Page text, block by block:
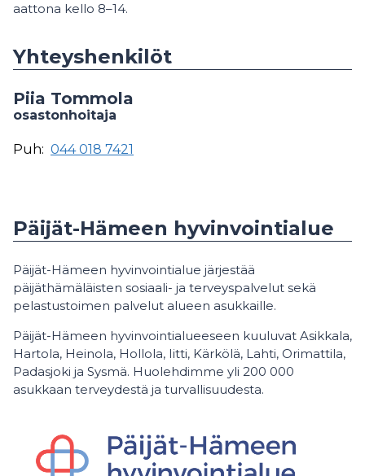
aattona kello 8–14.
Yhteyshenkilöt
Piia Tommola
osastonhoitaja
Puh: 044 018 7421
Päijät-Hämeen hyvinvointialue
Päijät-Hämeen hyvinvointialue järjestää
päijäthämäläisten sosiaali- ja terveyspalvelut sekä
pelastustoimen palvelut alueen asukkaille.
Päijät-Hämeen hyvinvointialueeseen kuuluvat Asikkala,
Hartola, Heinola, Hollola, Iitti, Kärkölä, Lahti, Orimattila,
Padasjoki ja Sysmä. Huolehdimme yli 200 000
asukkaan terveydestä ja turvallisuudesta.